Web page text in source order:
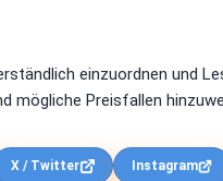
einzuordnen und
mögliche Preisfallen
X / Twitter Instagram